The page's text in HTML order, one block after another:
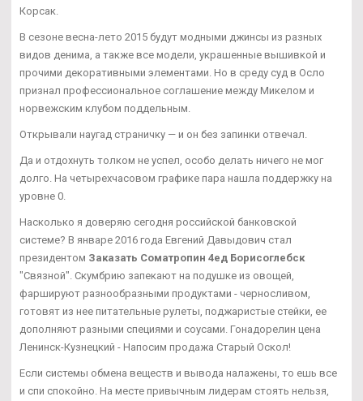
Корсак.
В сезоне весна-лето 2015 будут модными джинсы из разных
видов денима, а также все модели, украшенные вышивкой и
прочими декоративными элементами. Но в среду суд в Осло
признал профессиональное соглашение между Микелом и
норвежским клубом поддельным.
Открывали наугад страничку — и он без запинки отвечал.
Да и отдохнуть толком не успел, особо делать ничего не мог
долго. На четырехчасовом графике пара нашла поддержку на
уровне 0.
Насколько я доверяю сегодня российской банковской
системе? В январе 2016 года Евгений Давыдович стал
президентом Заказать Cоматропин 4ед Борисоглебск
"Связной". Скумбрию запекают на подушке из овощей,
фаршируют разнообразными продуктами - черносливом,
готовят из нее питательные рулеты, поджаристые стейки, ее
дополняют разными специями и соусами. Гонадорелин цена
Ленинск-Кузнецкий - Напосим продажа Старый Оскол!
Если системы обмена веществ и вывода налажены, то ешь все
и спи спокойно. На месте привычным лидерам стоять нельзя,